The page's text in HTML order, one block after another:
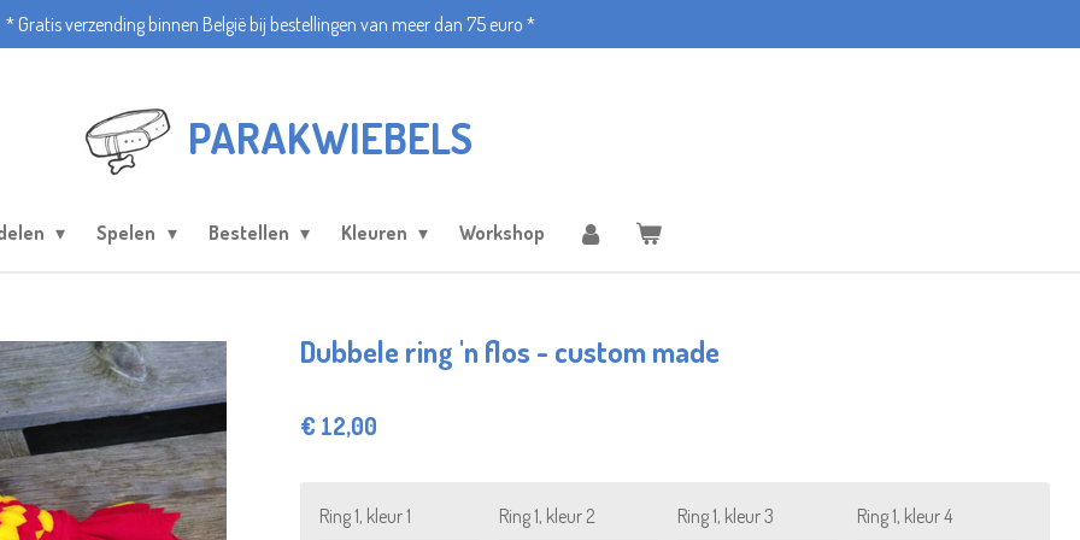
* Gratis verzending binnen België bij bestellingen van meer dan 75 euro *
PARAKWIEBELS
Spelen Bestellen Kleuren Workshop
Dubbele ring 'n flos - custom made
€ 12,00
Ring 1, kleur 1 Ring 1, kleur 2 Ring 1, kleur 3 Ring 1, kleur 4